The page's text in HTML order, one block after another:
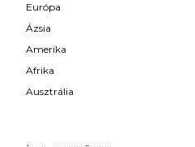
Európa
Ázsia
Amerika
Afrika
Ausztrália